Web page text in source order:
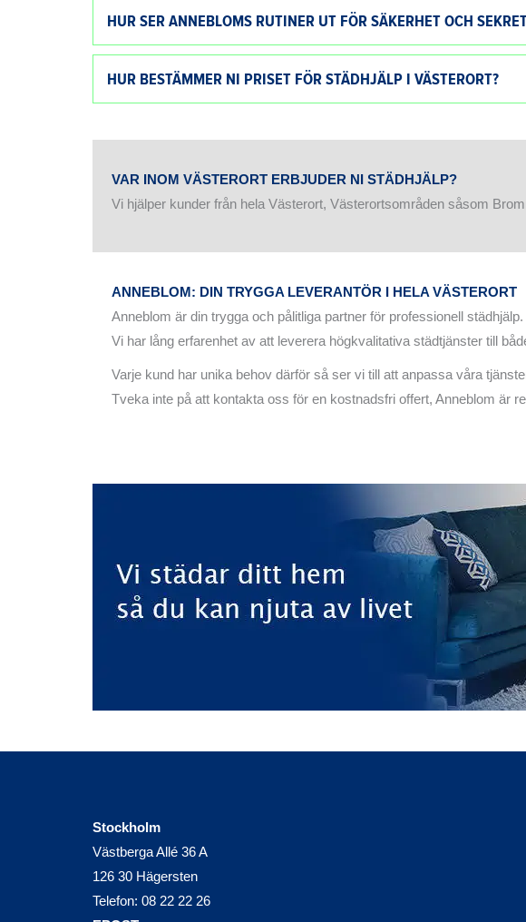
HUR SER ANNEBLOMS RUTINER UT FÖR SÄKERHET OCH
HUR BESTÄMMER NI PRISET FÖR STÄDHJÄLP I VÄSTERORT?
VAR INOM VÄSTERORT ERBJUDER NI STÄDHJÄLP?
Vi hjälper kunder från hela Västerort, Västerortsområden såsom
ANNEBLOM: DIN TRYGGA LEVERANTÖR I HELA VÄSTERORT
Anneblom är din trygga och pålitliga partner för professionell städhjälp.
Vi har lång erfarenhet av att leverera högkvalitativa städtjänster till
Varje kund har unika behov därför så ser vi till att anpassa våra
Tveka inte på att kontakta oss för en kostnadsfri offert, Anneblom är
Stockholm
Västberga Allé 36 A
126 30 Hägersten
Telefon: 08 22 22 26